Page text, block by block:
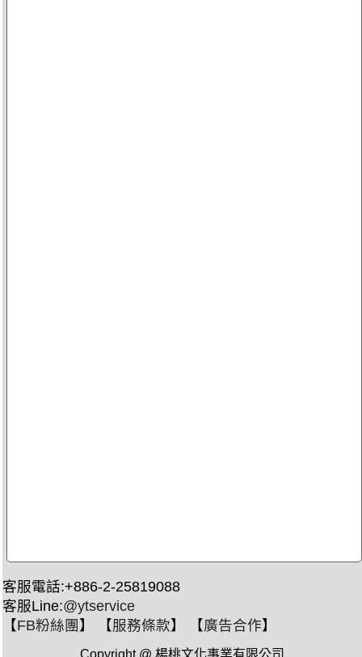
客服電話:+886-2-25819088
客服Line:@ytservice
【FB粉絲團 】 【服務條款】 【廣告合作】